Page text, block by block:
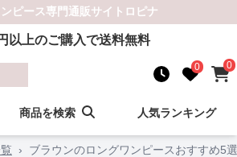
ピース専門通販サイト ロピナ
以上のご購入で送料無料
0 0
商品を検索 人気ランキング
› ブラウンのロングワンピースおすすめ5